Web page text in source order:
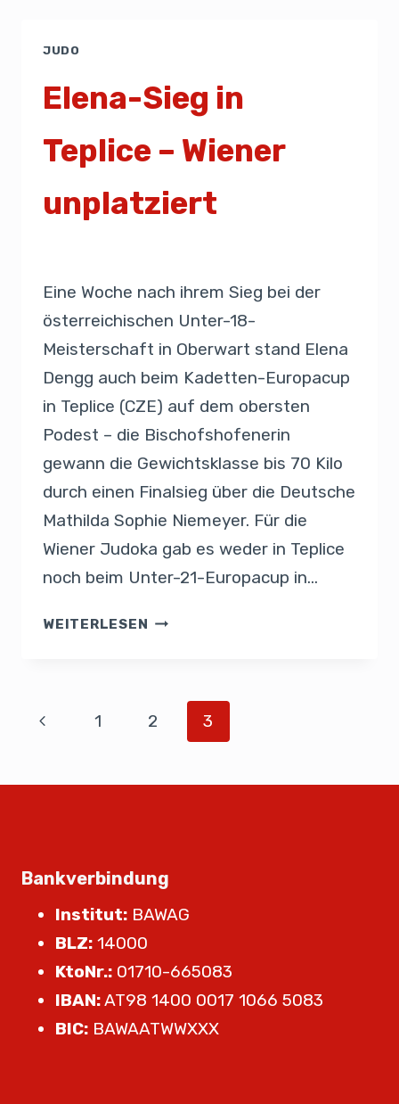
JUDO
Elena-Sieg in
Teplice – Wiener
unplatziert
Eine Woche nach ihrem Sieg bei der
österreichischen Unter-18-
Meisterschaft in Oberwart stand Elena
Dengg auch beim Kadetten-Europacup
in Teplice (CZE) auf dem obersten
Podest – die Bischofshofenerin
gewann die Gewichtsklasse bis 70 Kilo
durch einen Finalsieg über die Deutsche
Mathilda Sophie Niemeyer. Für die
Wiener Judoka gab es weder in Teplice
noch beim Unter-21-Europacup in…
WEITERLESEN
1 2 3
Bankverbindung
Institut: BAWAG
BLZ: 14000
KtoNr.: 01710-665083
IBAN:AT98 1400 0017 1066 5083
BIC: BAWAATWWXXX